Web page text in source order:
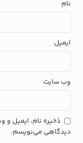
نام
ایمیل
وب‌ سایت
ذخیره نام، ایمیل و
دیدگاهی می‌نویسم.